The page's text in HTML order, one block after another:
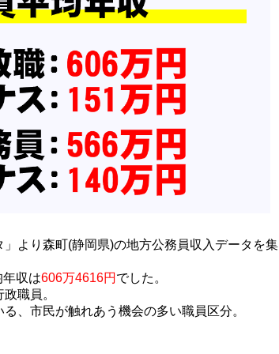
より森町(静岡県)の地方公務員収入データを集
収は606万4616円 でした。
職員。
、市民が触れあう機会の多い職員区分。